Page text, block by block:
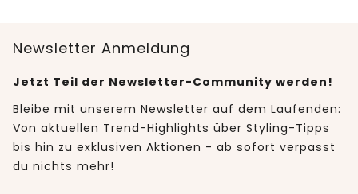
Newsletter Anmeldung
Jetzt Teil der Newsletter-Community werden!
Bleibe mit unserem Newsletter auf dem Laufenden:
Von aktuellen Trend-Highlights über Styling-Tipps
bis hin zu exklusiven Aktionen - ab sofort verpasst
du nichts mehr!